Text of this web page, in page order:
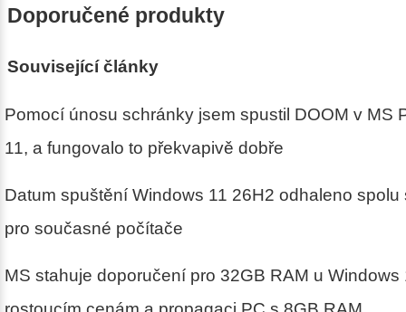
Doporučené produkty
Související články
Pomocí únosu schránky jsem spustil DOOM v MS
11, a fungovalo to překvapivě dobře
Datum spuštění Windows 11 26H2 odhaleno spolu
pro současné počítače
MS stahuje doporučení pro 32GB RAM u Windows
rostoucím cenám a propagaci PC s 8GB RAM